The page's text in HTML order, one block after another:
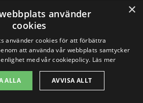
och regler:Lokala
och föreskrifter måste
innebära ytterligare
tillstånd och
×
använder
cookies
använder cookies för att förbättra
att använda vår webbplats samtycker
med vår cookiepolicy. Läs mer
ALLA AVVISA ALLT